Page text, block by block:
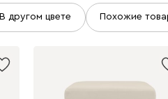
2443
В другом цвете Похожие